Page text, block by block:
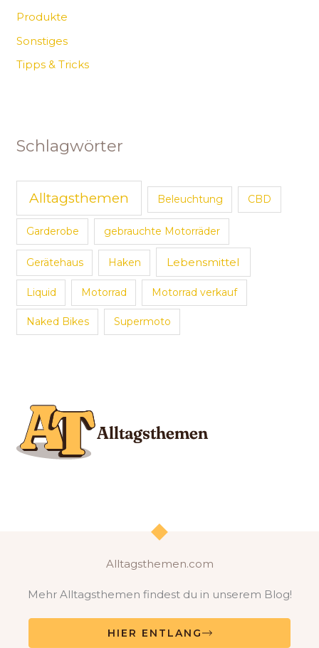
Produkte
Sonstiges
Tipps & Tricks
Schlagwörter
Alltagsthemen Beleuchtung CBD
Garderobe gebrauchte Motorräder
Gerätehaus Haken Lebensmittel
Liquid Motorrad Motorrad verkauf
Naked Bikes Supermoto
Alltagsthemen.com
Mehr Alltagsthemen findest du in unserem Blog!
HIER ENTLANG